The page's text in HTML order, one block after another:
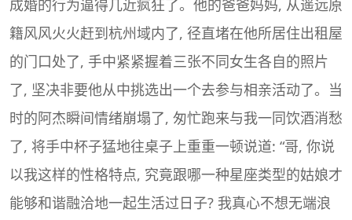
成婚的行为逼得几近疯狂了。他的爸爸妈妈, 从遥远原
籍风风火火赶到杭州域内了, 径直堵在他所居住出租屋
的门口处了, 手中紧紧握着三张不同女生各自的照片
了, 坚决非要他从中挑选出一个去参与相亲活动了。当
时的阿杰瞬间情绪崩塌了, 匆忙跑来与我一同饮酒消愁
了, 将手中杯子猛地往桌子上重重一顿说道: “哥, 你说
以我这样的性格特点, 究竟跟哪一种星座类型的姑娘才
能够和谐融洽地一起生活过日子? 我真心不想无端浪